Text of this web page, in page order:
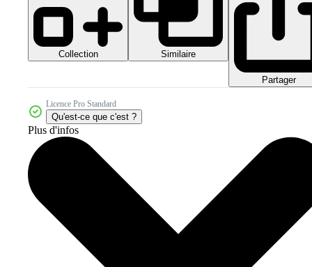
Collection Similaire
Partager
Licence Pro Standard
Qu'est-ce que c'est ?
Plus d'infos